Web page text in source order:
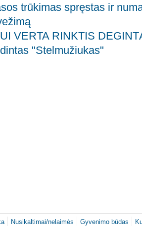
trūkimas spręstas ir
VERTA RINKTIS
"Stelmužiukas"
Nusikaltimai/nelaimės Gyvenimo būdas